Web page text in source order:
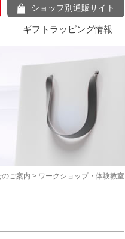
ショップ別通販サイト
ギフトラッピング情報
ご案内 > ワークショップ・体験教室